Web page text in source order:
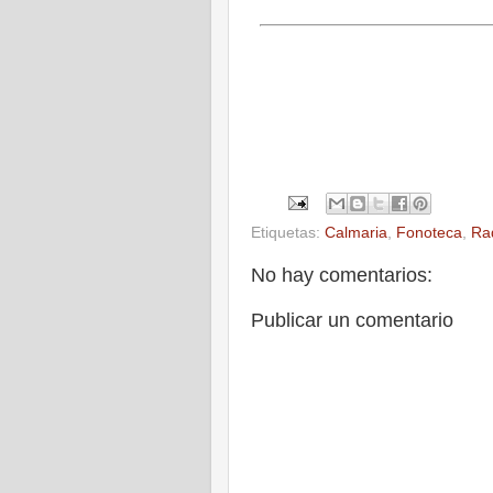
Etiquetas: Calmaria Fonoteca
No hay comentarios:
Publicar un comentario